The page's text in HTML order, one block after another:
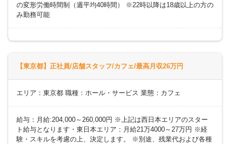
の変形労働時間制（週平均40時間） ※22時以降は18歳以上の方の
み勤務可能
【東京都】正社員/店舗スタッフ/カフェ/最高月収26万円
エリア：東京都 職種：ホール・サービス 業態：カフェ
給与：月給:204,000～260,000円 ※上記は西日本エリアのスター
ト給与となります・東日本エリア：月給21万4000～27万円 ※経
験・スキルを考慮の上、決定します。 ※別途、残業代および各種